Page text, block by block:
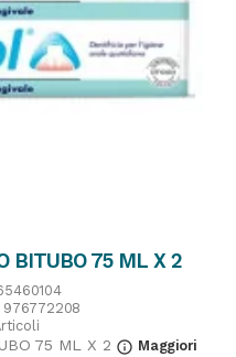
BITUBO 75 ML X 2
976772208
75 ML X 2 info_outline Maggiori